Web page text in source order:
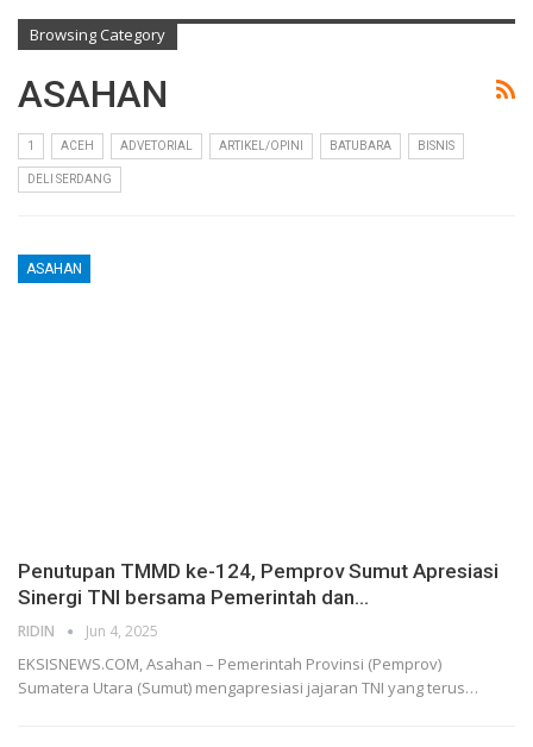
Browsing Category
ASAHAN
1 ACEH ADVETORIAL ARTIKEL/OPINI BATUBARA BISNIS
DELI SERDANG
ASAHAN
Penutupan TMMD ke-124, Pemprov Sumut Apresiasi
Sinergi TNI bersama Pemerintah dan…
RIDIN Jun 4, 2025
EKSISNEWS.COM, Asahan – Pemerintah Provinsi (Pemprov)
Sumatera Utara (Sumut) mengapresiasi jajaran TNI yang terus…